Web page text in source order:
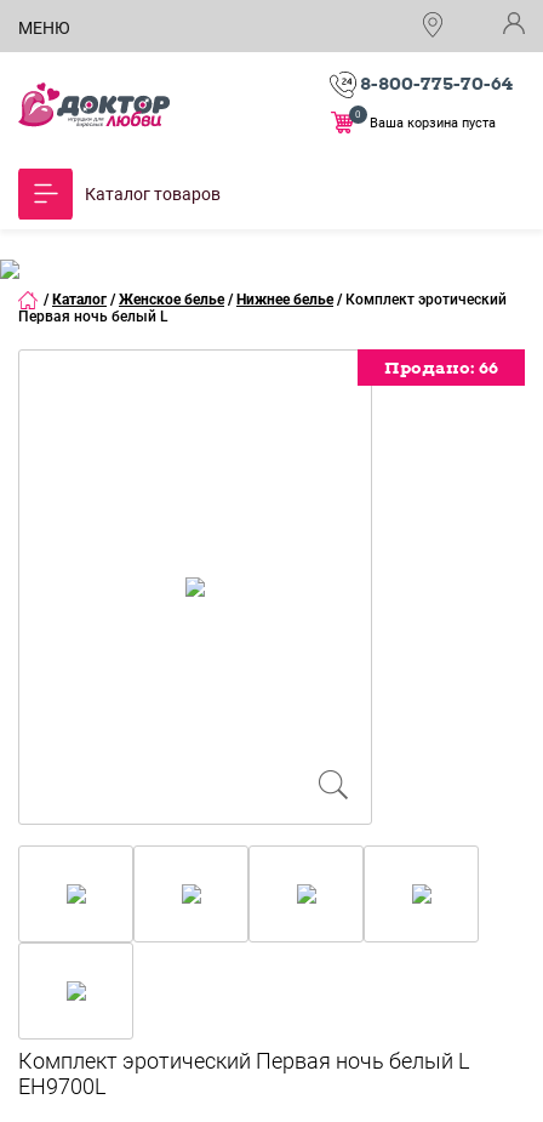
МЕНЮ
8-800-775-70-64
Ваша корзина пуста
0
Каталог товаров
/ Каталог / Женское белье / Нижнее белье / Комплект эротический
Первая ночь белый L
Продано: 66
Продано: 66
Продано: 66
Продано: 66
Продано: 66